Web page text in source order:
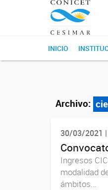
INICIO
Archivo:
30/03/2021
Ingresos
modalidad
ámbitos...